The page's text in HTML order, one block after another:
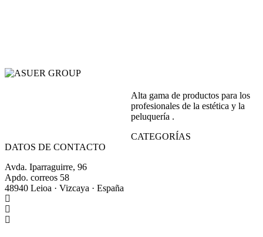
Alta gama de productos para los
profesionales de la estética y la
peluquería .
CATEGORÍAS
DATOS DE CONTACTO
Avda. Iparraguirre, 96
Apdo. correos 58
48940 Leioa · Vizcaya · España